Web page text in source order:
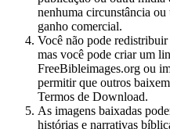
nenhuma circunstância ou
ganho comercial.
Você não pode
mas você pode criar um
FreeBibleimages.org ou
permitir que outros
Termos de Download.
As imagens baixadas
histórias e narrativas